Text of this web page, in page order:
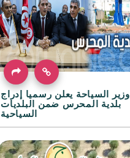
وزير السياحة يعلن رسميا إدراج
بلدية المحرس ضمن البلديات
السياحية